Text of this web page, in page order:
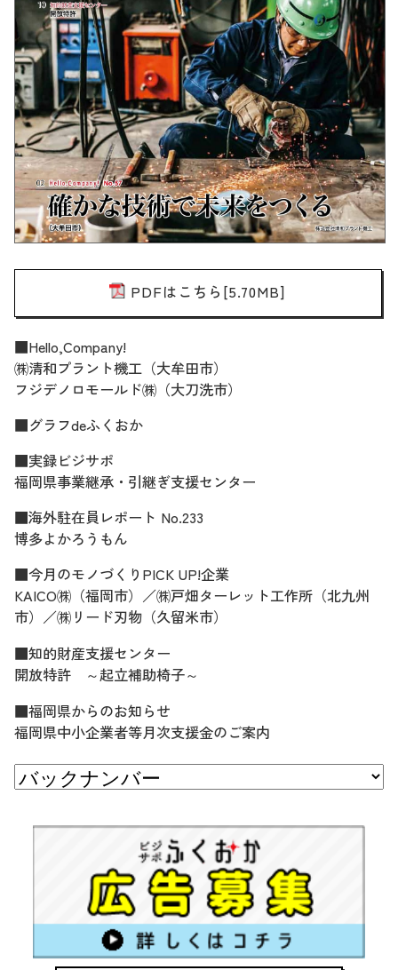
PDFはこちら[5.70MB]
■Hello,Company!
㈱清和プラント機工（大牟田市）
フジデノロモールド㈱（大刀洗市）
■グラフdeふくおか
■実録ビジサポ
福岡県事業継承・引継ぎ支援センター
■海外駐在員レポート No.233
博多よかろうもん
■今月のモノづくりPICK UP!企業
KAICO㈱（福岡市）／㈱戸畑ターレット工作所（北九州
市）／㈱リード刃物（久留米市）
■知的財産支援センター
開放特許 ～起立補助椅子～
■福岡県からのお知らせ
福岡県中小企業者等月次支援金のご案内